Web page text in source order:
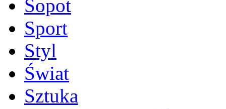
Sopot
Sport
Styl
Świat
Sztuka